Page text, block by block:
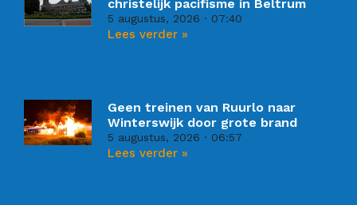
christelijk pacifisme in Beltrum
5 augustus, 2026 07:40
Lees verder »
Geen treinen van Ruurlo naar
Winterswijk door grote brand
5 augustus, 2026 06:57
Lees verder »